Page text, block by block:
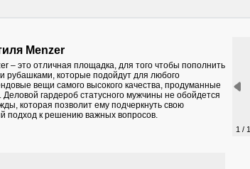
Menzer
– это отличная площадка, для того чтобы пополнить
рубашками, которые подойдут для любого
вещи самого высокого качества, продуманные
гардероб статусного мужчины не обойдется
которая позволит ему подчеркнуть свою
подход к решению важных вопросов.
1 / 1